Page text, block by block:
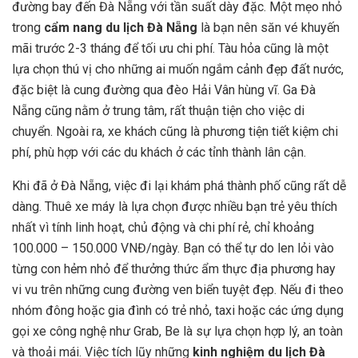
đường bay đến Đà Nẵng với tần suất dày đặc. Một mẹo nhỏ
trong cẩm nang du lịch Đà Nẵng là bạn nên săn vé khuyến
mãi trước 2-3 tháng để tối ưu chi phí. Tàu hỏa cũng là một
lựa chọn thú vị cho những ai muốn ngắm cảnh đẹp đất nước,
đặc biệt là cung đường qua đèo Hải Vân hùng vĩ. Ga Đà
Nẵng cũng nằm ở trung tâm, rất thuận tiện cho việc di
chuyển. Ngoài ra, xe khách cũng là phương tiện tiết kiệm chi
phí, phù hợp với các du khách ở các tỉnh thành lân cận.
Khi đã ở Đà Nẵng, việc đi lại khám phá thành phố cũng rất dễ
dàng. Thuê xe máy là lựa chọn được nhiều bạn trẻ yêu thích
nhất vì tính linh hoạt, chủ động và chi phí rẻ, chỉ khoảng
100.000 – 150.000 VNĐ/ngày. Bạn có thể tự do len lỏi vào
từng con hẻm nhỏ để thưởng thức ẩm thực địa phương hay
vi vu trên những cung đường ven biển tuyệt đẹp. Nếu đi theo
nhóm đông hoặc gia đình có trẻ nhỏ, taxi hoặc các ứng dụng
gọi xe công nghệ như Grab, Be là sự lựa chọn hợp lý, an toàn
và thoải mái. Việc tích lũy những kinh nghiệm du lịch Đà